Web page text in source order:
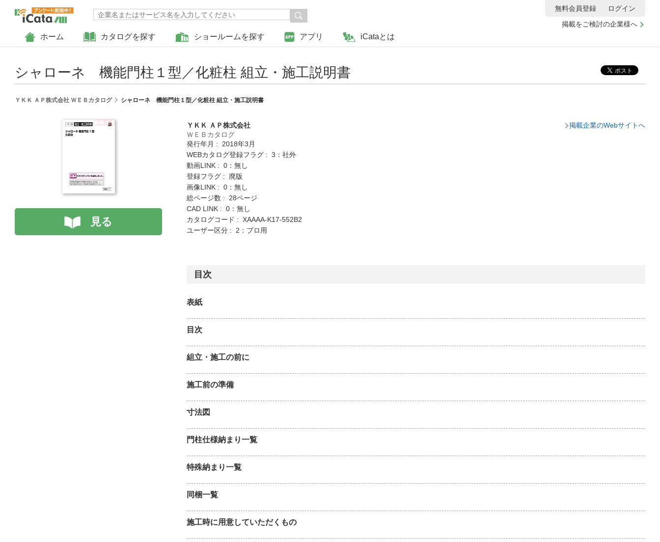
ホーム カタログを探す ショールームを探す アプリ iCataとは
掲載をご検討の企業様へ
無料会員登録 ログイン
シャローネ 機能門柱１型／化粧柱 組立・施工説明書
ＹＫＫ ＡＰ株式会社 ＷＥＢカタログ シャローネ 機能門柱１型／化粧柱 組立・施工説明書
見る
ＹＫＫ ＡＰ株式会社
ＷＥＢカタログ
発行年月 : 2018年3月
WEBカタログ登録フラグ : 3：社外
動画LINK : 0：無し
登録フラグ : 廃版
画像LINK : 0：無し
総ページ数 : 28ページ
CAD LINK : 0：無し
カタログコード : XAAAA-K17-552B2
ユーザー区分 : 2：プロ用
掲載企業のWebサイトへ
目次
表紙
目次
組立・施工の前に
施工前の準備
寸法図
門柱仕様納まり一覧
特殊納まり一覧
同梱一覧
施工時に用意していただくもの